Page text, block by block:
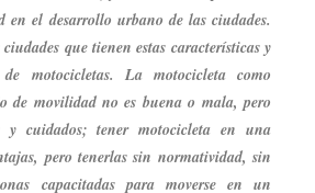
en el desarrollo urbano de las ciudades.
que tienen estas características y
motocicletas. La motocicleta como
de movilidad no es buena o mala, pero
y cuidados; tener motocicleta en una
pero tenerlas sin normatividad, sin
capacitadas para moverse en un